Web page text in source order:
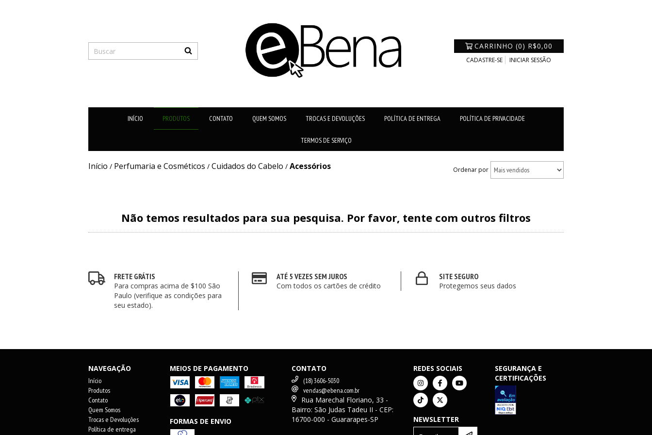
CARRINHO (0) R$0,00
CADASTRE-SE INICIAR SESSÃO
INÍCIO PRODUTOS CONTATO QUEM SOMOS TROCAS E DEVOLUÇÕES POLÍTICA DE ENTREGA POLÍTICA DE PRIVACIDADE
TERMOS DE SERVIÇO
Início / Perfumaria e Cosméticos / Cuidados do Cabelo / Acessórios Ordenar por
Não temos resultados para sua pesquisa. Por favor, tente com outros filtros
FRETE GRÁTIS
Para compras acima de $100 São
Paulo (verifique as condições para
seu estado).
ATÉ 5 VEZES SEM JUROS
Com todos os cartões de crédito
SITE SEGURO
Protegemos seus dados
NAVEGAÇÃO
Início
Produtos
Contato
Quem Somos
Trocas e Devoluções
Política de entrega
MEIOS DE PAGAMENTO
FORMAS DE ENVIO
CONTATO
(18) 3606-5030
vendas@ebena.com.br
Rua Marechal Floriano, 33 -
Bairro: São Judas Tadeu II - CEP:
16700-000 - Guararapes-SP
REDES SOCIAIS
NEWSLETTER
SEGURANÇA E
CERTIFICAÇÕES